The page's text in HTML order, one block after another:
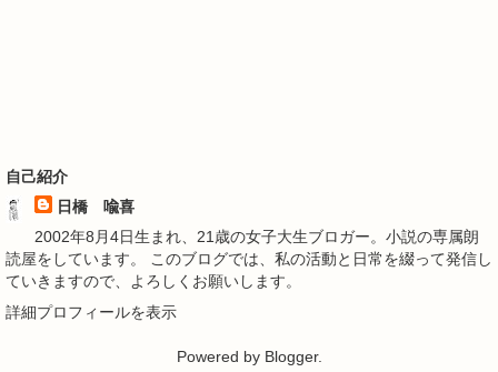
自己紹介
日橋 喩喜
2002年8月4日生まれ、21歳の女子大生ブロガー。小説の専属朗
読屋をしています。 このブログでは、私の活動と日常を綴って発信し
ていきますので、よろしくお願いします。
詳細プロフィールを表示
Powered by Blogger.